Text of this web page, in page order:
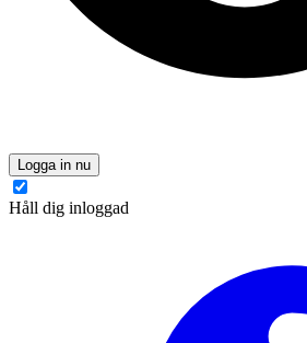
Logga in nu
Håll dig inloggad